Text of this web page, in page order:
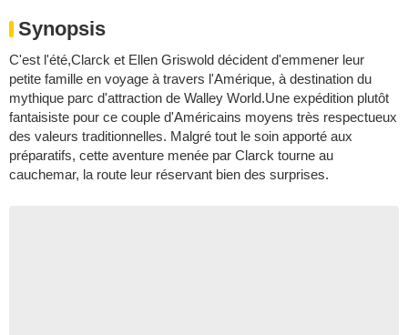
Synopsis
C'est l'été,Clarck et Ellen Griswold décident d'emmener leur
petite famille en voyage à travers l'Amérique, à destination du
mythique parc d'attraction de Walley World.Une expédition plutôt
fantaisiste pour ce couple d'Américains moyens très respectueux
des valeurs traditionnelles. Malgré tout le soin apporté aux
préparatifs, cette aventure menée par Clarck tourne au
cauchemar, la route leur réservant bien des surprises.